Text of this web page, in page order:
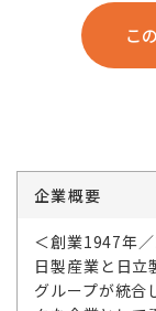
こ
企業概要
＜創業1947年
日製産業と日立
グループが統合